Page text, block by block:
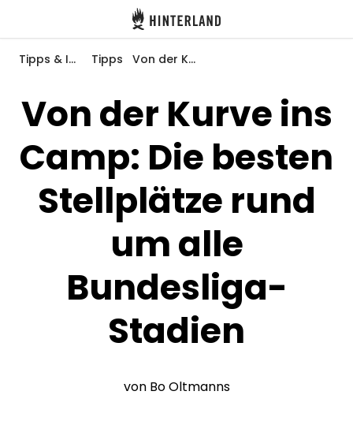
Hinterland
Anmelden
Registrieren
Zelt- & Stellplätze
Tipps & Inspiration Tipps Von der Kurve ins Camp: Die besten Stellplätze rund um alle Bundesliga-Stadien
Von der Kurve ins
Camp: Die besten
Stellplätze rund
um alle
Bundesliga-
Stadien
von Bo Oltmanns